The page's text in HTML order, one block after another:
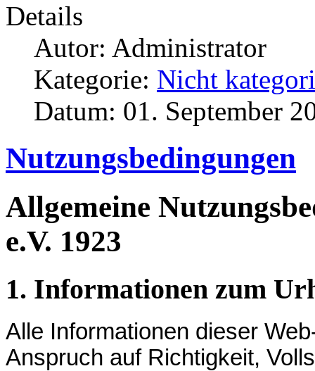
Details
Autor: Administrator
Kategorie: Nicht
Datum: 01. September
Nutzungsbedingungen
Allgemeine
e.V. 1923
1. Informationen zum
Alle Informationen dieser
Anspruch auf Richtigkeit,